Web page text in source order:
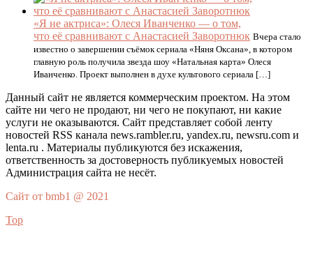
«Я не актриса»: Олеся Иванченко — о том,
что её сравнивают с Анастасией Заворотнюк Вчера стало
известно о завершении съёмок сериала «Няня Оксана», в котором
главную роль получила звезда шоу «Натальная карта» Олеся
Иванченко. Проект выполнен в духе культового сериала […]
Данный сайт не является коммерческим проектом. На этом
сайте ни чего не продают, ни чего не покупают, ни какие
услуги не оказываются. Сайт представляет собой ленту
новостей RSS канала news.rambler.ru, yandex.ru, newsru.com и
lenta.ru . Материалы публикуются без искажения,
ответственность за достоверность публикуемых новостей
Администрация сайта не несёт.
Сайт от bmb1 @ 2021
Top